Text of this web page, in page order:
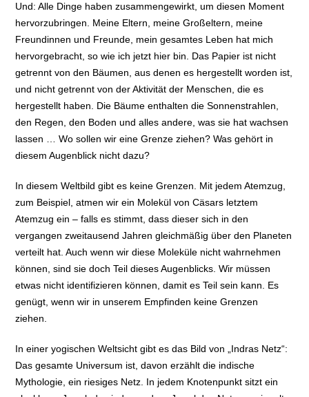
Und: Alle Dinge haben zusammengewirkt, um diesen Moment
hervorzubringen. Meine Eltern, meine Großeltern, meine
Freundinnen und Freunde, mein gesamtes Leben hat mich
hervorgebracht, so wie ich jetzt hier bin. Das Papier ist nicht
getrennt von den Bäumen, aus denen es hergestellt worden ist,
und nicht getrennt von der Aktivität der Menschen, die es
hergestellt haben. Die Bäume enthalten die Sonnenstrahlen,
den Regen, den Boden und alles andere, was sie hat wachsen
lassen … Wo sollen wir eine Grenze ziehen? Was gehört in
diesem Augenblick nicht dazu?
In diesem Weltbild gibt es keine Grenzen. Mit jedem Atemzug,
zum Beispiel, atmen wir ein Molekül von Cäsars letztem
Atemzug ein – falls es stimmt, dass dieser sich in den
vergangen zweitausend Jahren gleichmäßig über den Planeten
verteilt hat. Auch wenn wir diese Moleküle nicht wahrnehmen
können, sind sie doch Teil dieses Augenblicks. Wir müssen
etwas nicht identifizieren können, damit es Teil sein kann. Es
genügt, wenn wir in unserem Empfinden keine Grenzen
ziehen.
In einer yogischen Weltsicht gibt es das Bild von „Indras Netz“:
Das gesamte Universum ist, davon erzählt die indische
Mythologie, ein riesiges Netz. In jedem Knotenpunkt sitzt ein